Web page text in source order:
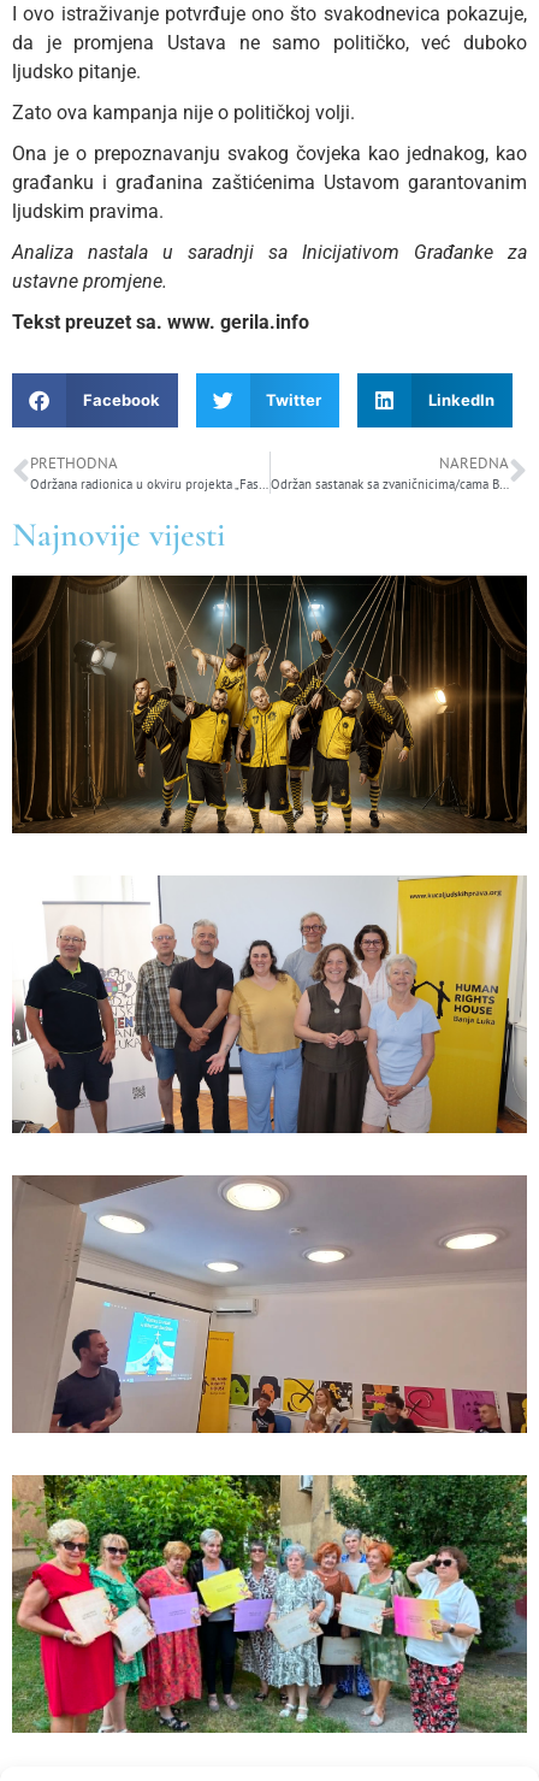
I ovo istraživanje potvrđuje ono što svakodnevica pokazuje,
da je promjena Ustava ne samo političko, već duboko
ljudsko pitanje.
Zato ova kampanja nije o političkoj volji.
Ona je o prepoznavanju svakog čovjeka kao jednakog, kao
građanku i građanina zaštićenima Ustavom garantovanim
ljudskim pravima.
Analiza nastala u saradnji sa Inicijativom Građanke za
ustavne promjene.
Tekst preuzet sa. www. gerila.info
Facebook Twitter LinkedIn
PRETHODNA NAREDNA
Održan sastanak sa zvaničnicima/cama Brčko distrikta
Najnovije vijesti